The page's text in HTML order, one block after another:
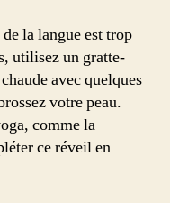
la langue est trop
utilisez un gratte-
avec quelques
votre peau.
comme la
ce réveil en